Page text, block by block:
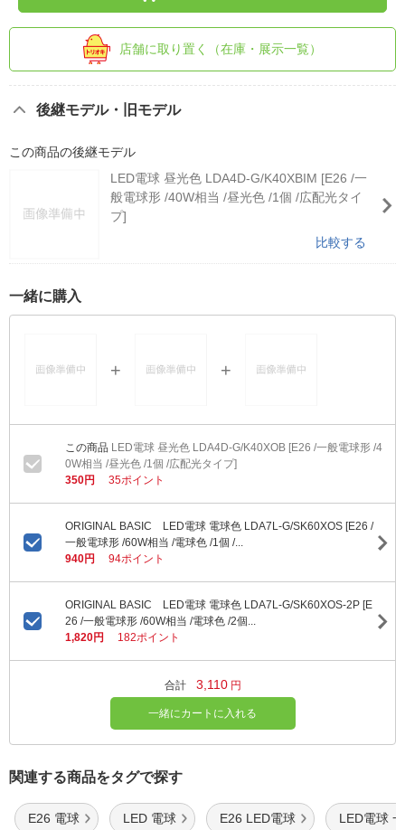
店舗に取り置く（在庫・展示一覧）
後継モデル・旧モデル
この商品の後継モデル
LED電球 昼光色 LDA4D-G/K40XBIM [E26 /一
般電球形 /40W相当 /昼光色 /1個 /広配光タイ
プ]
比較する
一緒に購入
LED電球 昼光色 LDA4D-G/K40XOB [E26 /一般電球形 /4
0W相当 /昼光色 /1個 /広配光タイプ]
350円
35ポイント
ORIGINAL BASIC LED電球 電球色 LDA7L-G/SK60XOS [E26 /
一般電球形 /60W相当 /電球色 /1個 /...
940円
94ポイント
ORIGINAL BASIC LED電球 電球色 LDA7L-G/SK60XOS-2P [E
26 /一般電球形 /60W相当 /電球色 /2個...
1,820円
182ポイント
合計 3,110 円
一緒にカートに入れる
関連する商品をタグで探す
E26 電球 LED 電球 E26 LED電球 LED電球